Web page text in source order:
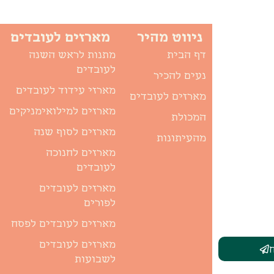
ניווט מהיר
דף הבית
נעים להכיר
מארזים לעובדים
המכולת
מהעיתונות
מארזים לעובדים
מתנות לראש השנה
לעובדים
מארזי עידוד לעובדים
מארזים למילואימניקים
מארזים לסוף שנה
מארזים לחנוכה
לעובדים
מארזים לעובדים
לפורים
מארזים לעובדים לפסח
מארזים לעובדים
לשבועות